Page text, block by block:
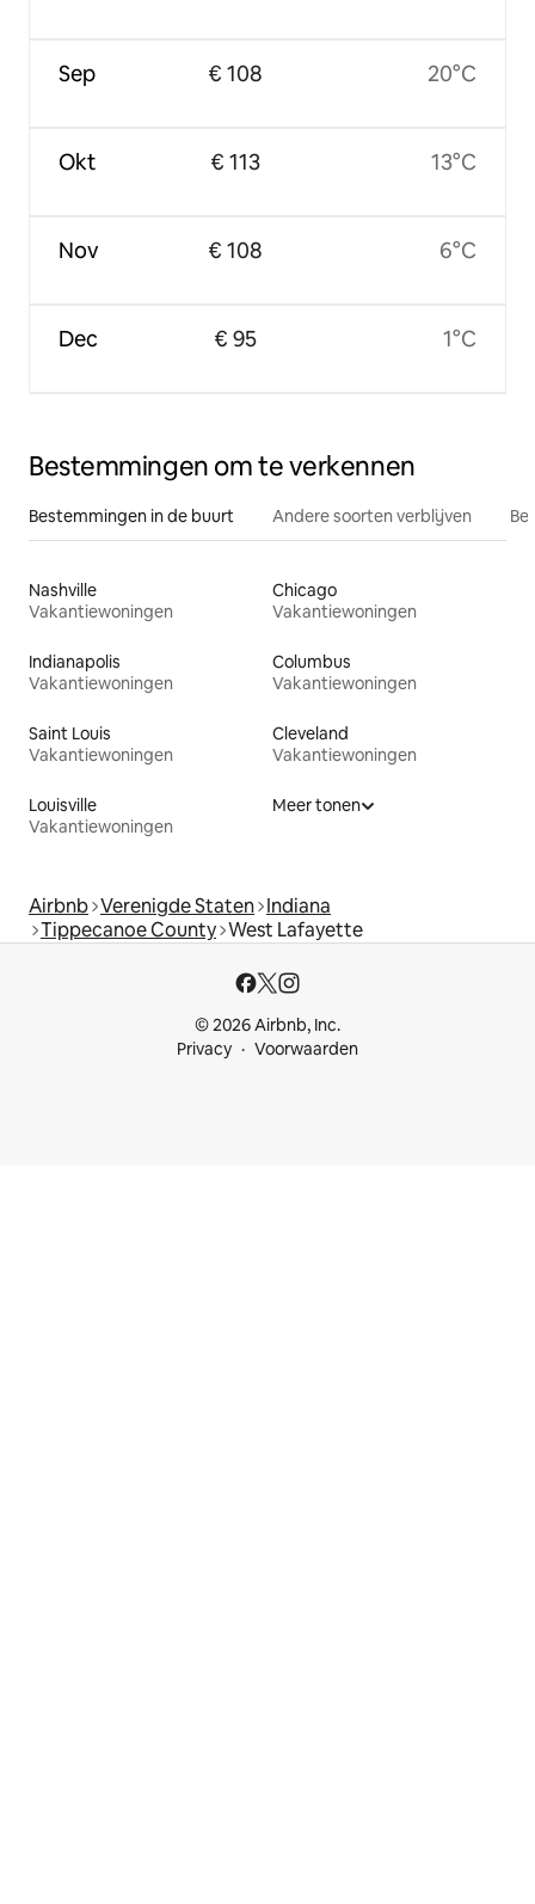
Sep
Okt
Nov
Dec
€ 108
€ 113
€ 108
€ 95
20°C
13°C
6°C
1°C
Bestemmingen om te verkennen
Bestemmingen in de buurt Andere soorten verblijven
Nashville
Vakantiewoningen
Chicago
Vakantiewoningen
Indianapolis
Vakantiewoningen
Columbus
Vakantiewoningen
Saint Louis
Vakantiewoningen
Cleveland
Vakantiewoningen
Louisville
Vakantiewoningen
Meer tonen
Airbnb Verenigde Staten Indiana
Tippecanoe County West Lafayette
© 2026 Airbnb, Inc.
Privacy
Voorwaarden